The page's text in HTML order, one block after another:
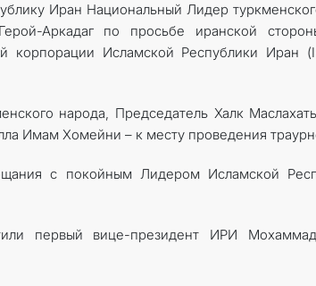
Иран Национальный Лидер
Аркадаг по просьбе иранской
корпорации Исламской Республики
народа, Председатель Халк
Имам Хомейни – к месту проведения
с покойным Лидером Исламской
первый вице-президент ИРИ